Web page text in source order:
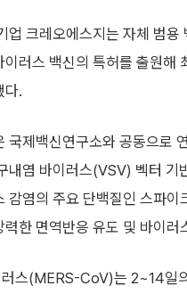
업 크레오에스지는 자체 범
이러스 백신의 특허를 출원해
다.
국제백신연구소와 공동으로
내염 바이러스(VSV) 벡터
감염의 주요 단백질인 스파
력한 면역반응 유도 및 바이
스(MERS-CoV)는 2~14일